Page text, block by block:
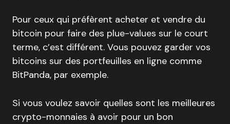
Pour ceux qui préfèrent acheter et vendre du
bitcoin pour faire des plue-values sur le court
terme, c’est différent. Vous pouvez garder vos
bitcoins sur des portfeuilles en ligne comme
BitPanda, par exemple.
Si vous voulez savoir quelles sont les meilleures
crypto-monnaies à avoir pour un bon